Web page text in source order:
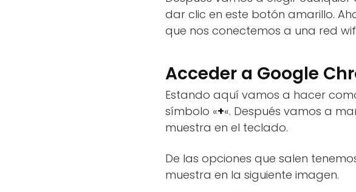
dar clic en este botón amarillo.
que nos conectemos a una red
Acceder a Google
Estando aquí vamos a hacer
símbolo «+«. Después vamos a
muestra en el teclado.
De las opciones que salen
muestra en la siguiente imagen.